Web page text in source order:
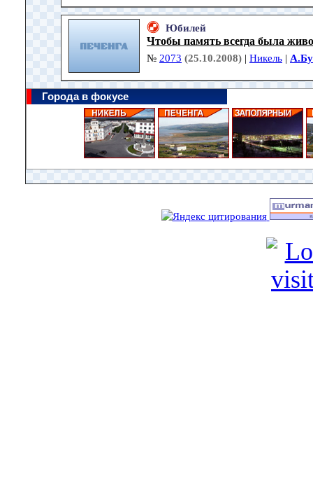
Юбилей
Чтобы память всегда была
№ 2073 (25.10.2008) | Никель |
Города в фокусе